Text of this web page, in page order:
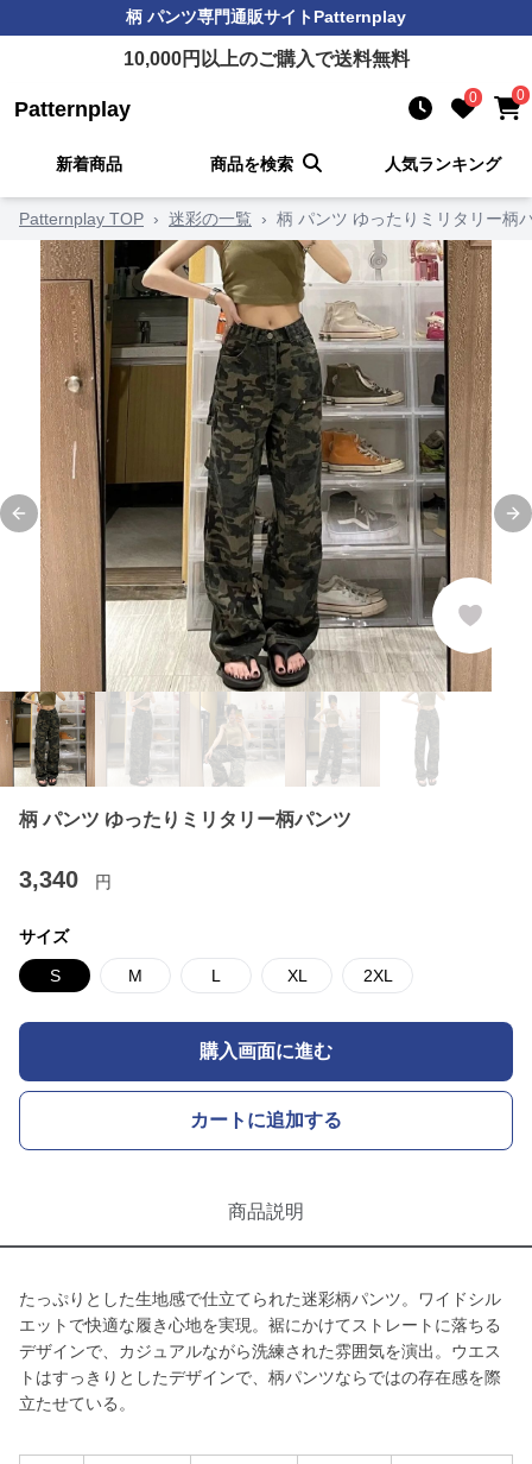
柄 パンツ専門通販サイトPatternplay
10,000円以上のご購入で送料無料
Patternplay 0 0
新着商品 商品を検索 人気ランキング
Patternplay TOP › 迷彩の一覧 › 柄 パンツ ゆったりミリタリー柄
Previous slide
柄 パンツ ゆったりミリタリー柄パンツ
3,340 円
サイズ
S M L XL 2XL
購入画面に進む
カートに追加する
商品説明
たっぷりとした生地感で仕立てられた迷彩柄パンツ。ワイドシル
エットで快適な履き心地を実現。裾にかけてストレートに落ちる
デザインで、カジュアルながら洗練された雰囲気を演出。ウエス
トはすっきりとしたデザインで、柄パンツならではの存在感を際
立たせている。